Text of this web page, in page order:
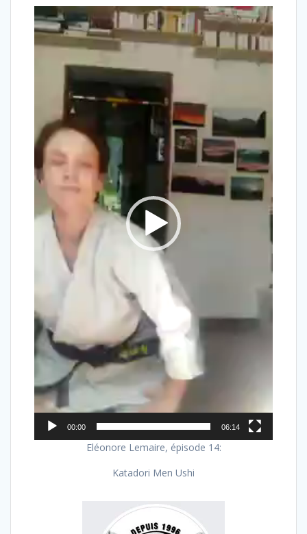
Lecteur
vidéo
00:00 06:14
Eléonore Lemaire, épisode 14:
Katadori Men Ushi